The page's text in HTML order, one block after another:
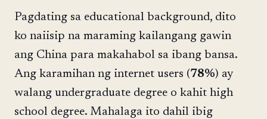
Pagdating sa educational background, dito
ko naiisip na maraming kailangang gawin
ang China para makahabol sa ibang bansa.
Ang karamihan ng internet users (78%) ay
walang undergraduate degree o kahit high
school degree. Mahalaga ito dahil ibig